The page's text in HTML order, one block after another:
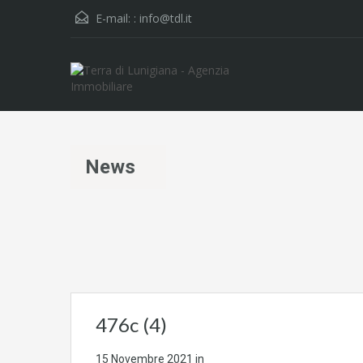
E-mail: : info@tdl.it
News
476c (4)
15 Novembre 2021 in